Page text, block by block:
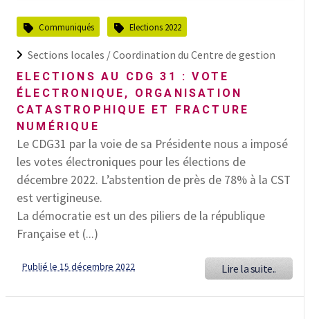
Communiqués Elections 2022
Sections locales /Coordination du Centre de gestion
ELECTIONS AU CDG 31 : VOTE
ÉLECTRONIQUE, ORGANISATION
CATASTROPHIQUE ET FRACTURE
NUMÉRIQUE
Le CDG31 par la voie de sa Présidente nous a imposé
les votes électroniques pour les élections de
décembre 2022. L’abstention de près de 78% à la CST
est vertigineuse.
La démocratie est un des piliers de la république
Française et (...)
Publié le 15 décembre 2022 Lire la suite..